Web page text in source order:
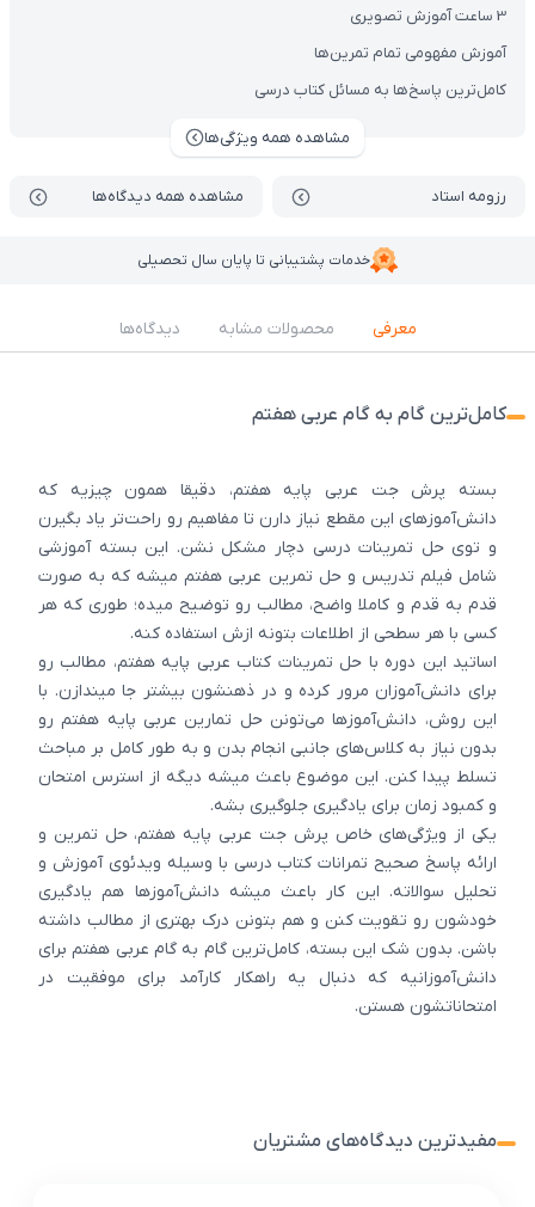
3 ساعت آموزش تصویری
آموزش مفهومی تمام تمرین‌ها
کامل‌ترین پاسخ‌ها به مسائل کتاب درسی
مشاهده همه ویژگی‌ها
رزومه استاد مشاهده همه دیدگاه‌ها
خدمات پشتیبانی تا پایان سال تحصیلی
معرفی محصولات مشابه دیدگاه‌ها
کامل‌ترین گام به گام عربی هفتم
بسته پرش جت عربی پایه هفتم، دقیقا همون چیزیه که
دانش‌آموزهای این مقطع نیاز دارن تا مفاهیم رو راحت‌تر یاد بگیرن
و توی حل تمرینات درسی دچار مشکل نشن. این بسته آموزشی
شامل فیلم تدریس و حل تمرین عربی هفتم میشه که به صورت
قدم ‌به ‌قدم و کاملا واضح، مطالب رو توضیح میده؛ طوری که هر
کسی با هر سطحی از اطلاعات بتونه ازش استفاده کنه.
اساتید این دوره با حل تمرینات کتاب عربی پایه هفتم، مطالب رو
برای دانش‌آموزان مرور کرده و در ذهنشون بیشتر جا میندازن. با
این روش، دانش‌آموزها می‌تونن حل تمارین عربی پایه هفتم رو
بدون نیاز به کلاس‌های جانبی انجام بدن و به طور کامل بر مباحث
تسلط پیدا کنن. این موضوع باعث میشه دیگه از استرس امتحان
و کمبود زمان برای یادگیری جلوگیری بشه.
یکی از ویژگی‌های خاص پرش جت عربی پایه هفتم، حل تمرین و
ارائه پاسخ صحیح تمرانات کتاب درسی با وسیله ویدئوی آموزش و
تحلیل سوالاته. این کار باعث میشه دانش‌آموزها هم یادگیری
خودشون رو تقویت کنن و هم بتونن درک بهتری از مطالب داشته
باشن. بدون شک این بسته، کامل‌ترین گام به گام عربی هفتم برای
دانش‌آموزانیه که دنبال یه راهکار کارآمد برای موفقیت در
امتحاناتشون هستن.
مفیدترین دیدگاه‌های مشتریان